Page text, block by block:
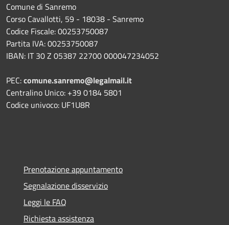
Comune di Sanremo
Corso Cavallotti, 59 - 18038 - Sanremo
Codice Fiscale: 00253750087
Partita IVA: 00253750087
IBAN: IT 30 Z 05387 22700 000047234052
PEC:comune.sanremo@legalmail.it
Centralino Unico: +39 0184 5801
Codice univoco: UF1U8R
Prenotazione appuntamento
Segnalazione disservizio
Leggi le FAQ
Richiesta assistenza